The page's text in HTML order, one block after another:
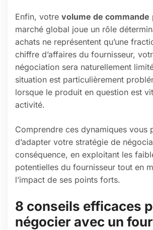
Enfin, votre volume de commande
marché global joue un rôle
achats ne représentent qu’une
chiffre d’affaires du fournisseur,
négociation sera naturellement
situation est particulièrement
lorsque le produit en question est
activité.
Comprendre ces dynamiques vous
d’adapter votre stratégie de
conséquence, en exploitant les
potentielles du fournisseur tout en
l’impact de ses points forts.
8 conseils efficaces
négocier avec un